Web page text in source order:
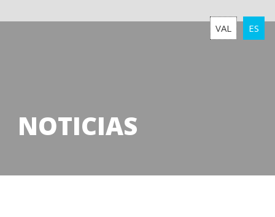
VAL ES
NOTICIAS